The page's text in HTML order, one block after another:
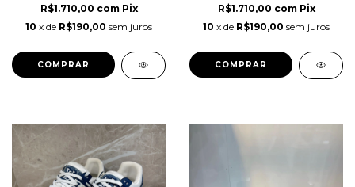
R$1.710,00 com Pix
10 x de R$190,00 sem juros
COMPRAR
R$1.710,00 com Pix
10 x de R$190,00 sem juros
COMPRAR